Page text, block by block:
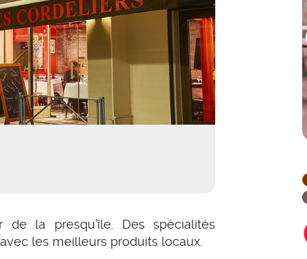
la presqu’île. Des spécialités
les meilleurs produits locaux.